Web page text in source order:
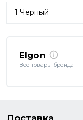
Elgon
Все товары бренда